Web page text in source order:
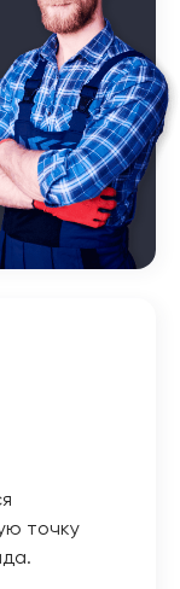
точку